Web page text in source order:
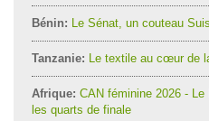
Bénin: Le Sénat, un couteau
Tanzanie: Le textile au cœur de
Afrique: CAN féminine 2026 -
les quarts de finale